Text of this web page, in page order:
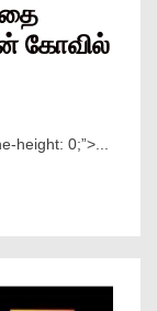
கோவில்
height: 0;”> ...